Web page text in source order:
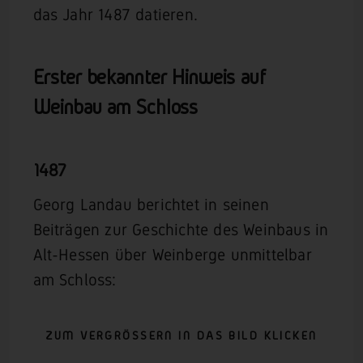
das Jahr 1487 datieren.
Erster bekannter Hinweis auf
Weinbau am Schloss
1487
Georg Landau berichtet in seinen
Beiträgen zur Geschichte des Weinbaus in
Alt-Hessen über Weinberge unmittelbar
am Schloss:
ZUM VERGRÖSSERN IN DAS BILD KLICKEN